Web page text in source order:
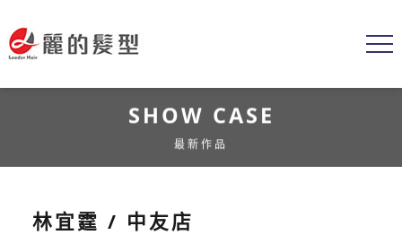
SHOW CASE
最新作品
林宜霆 / 中友店